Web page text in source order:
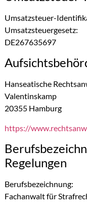
Umsatzsteuer-
Umsatzsteuergesetz:
DE267635697
Hanseatische
Valentinskamp
20355 Hamburg
https://
Regelungen
Berufsbezeichnung:
Fachanwalt für